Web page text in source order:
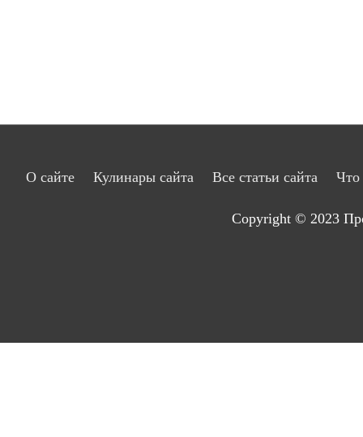
О сайте Кулинары сайта Все статьи сайта Что
Copyright © 2023